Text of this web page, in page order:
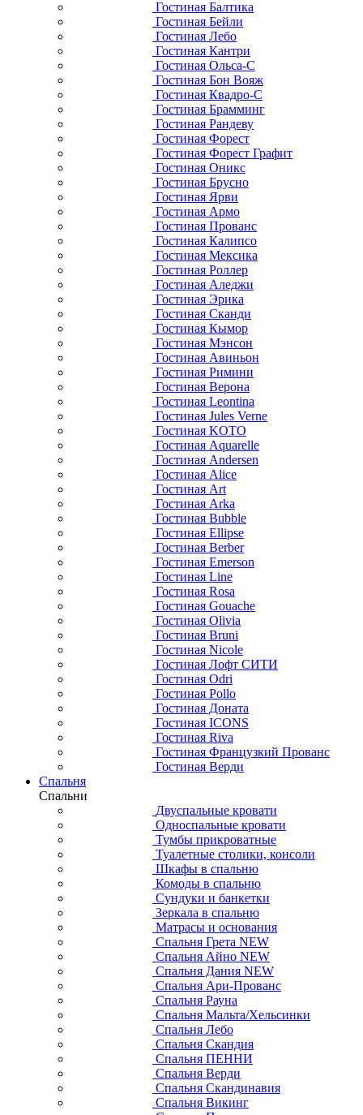
Гостиная Балтика
Гостиная Бейли
Гостиная Лебо
Гостиная Кантри
Гостиная Ольса-С
Гостиная Бон Вояж
Гостиная Квадро-С
Гостиная Брамминг
Гостиная Рандеву
Гостиная Форест
Гостиная Форест Графит
Гостиная Оникс
Гостиная Брусно
Гостиная Ярви
Гостиная Армо
Гостиная Прованс
Гостиная Калипсо
Гостиная Мексика
Гостиная Роллер
Гостиная Аледжи
Гостиная Эрика
Гостиная Сканди
Гостиная Кымор
Гостиная Мэнсон
Гостиная Авиньон
Гостиная Римини
Гостиная Верона
Гостиная Leontina
Гостиная Jules Verne
Гостиная KOTO
Гостиная Aquarelle
Гостиная Andersen
Гостиная Alice
Гостиная Art
Гостиная Arka
Гостиная Bubble
Гостиная Ellipse
Гостиная Berber
Гостиная Emerson
Гостиная Line
Гостиная Rosa
Гостиная Gouache
Гостиная Olivia
Гостиная Bruni
Гостиная Nicole
Гостиная Лофт СИТИ
Гостиная Odri
Гостиная Pollo
Гостиная Доната
Гостиная ICONS
Гостиная Riva
Гостиная Французкий Прованс
Гостиная Верди
Спальня
Спальни
Двуспальные кровати
Односпальные кровати
Тумбы прикроватные
Туалетные столики, консоли
Шкафы в спальню
Комоды в спальню
Сундуки и банкетки
Зеркала в спальню
Матрасы и основания
Спальня Грета NEW
Спальня Айно NEW
Спальня Дания NEW
Спальня Ари-Прованс
Спальня Рауна
Спальня Мальта/Хельсинки
Спальня Лебо
Спальня Скандия
Спальня ПЕННИ
Спальня Верди
Спальня Скандинавия
Спальня Викинг